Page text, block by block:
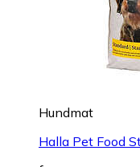
Hundmat
Halla Pet Food